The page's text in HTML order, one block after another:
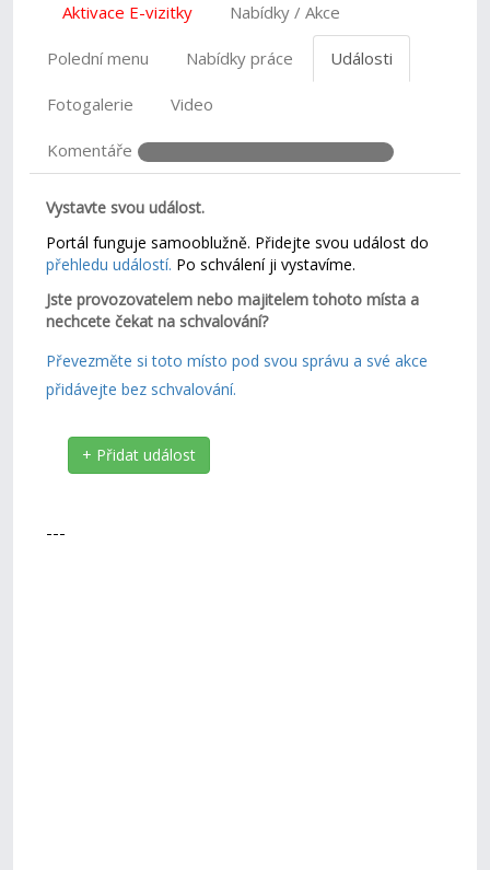
Aktivace E-vizitky Nabídky / Akce
Polední menu Nabídky práce Události
Fotogalerie Video
Komentáře
Vystavte svou událost.
Portál funguje samooblužně. Přidejte svou událost do
přehledu událostí. Po schválení ji vystavíme.
Jste provozovatelem nebo majitelem tohoto místa a
nechcete čekat na schvalování?
Převezměte si toto místo pod svou správu a své akce
přidávejte bez schvalování.
+ Přidat událost
---